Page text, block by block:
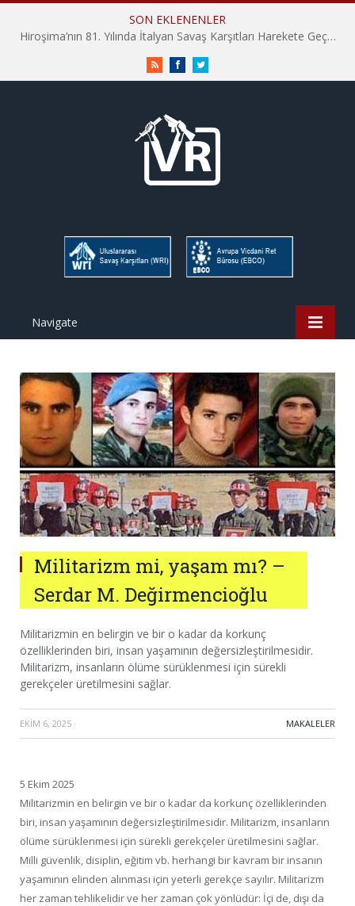
SON EKLENENLER
Hiroşima’nın 81. Yılında İtalyan Savaş Karşıtları Harekete Geçti: “Hatırlamak yeterli değil”
RSS FacebookTwitter
Navigate
Militarizm mi, yaşam mı? –
Serdar M. Değirmencioğlu
Militarizmin en belirgin ve bir o kadar da korkunç
özelliklerinden biri, insan yaşamının değersizleştirilmesidir.
Militarizm, insanların ölüme sürüklenmesi için sürekli
gerekçeler üretilmesini sağlar.
EKIM 6, 2025 · MAKALELER
5 Ekim 2025
Militarizmin en belirgin ve bir o kadar da korkunç özelliklerinden
biri, insan yaşamının değersizleştirilmesidir. Militarizm, insanların
ölüme sürüklenmesi için sürekli gerekçeler üretilmesini sağlar.
Milli güvenlik, disiplin, eğitim vb. herhangi bir kavram bir insanın
yaşamının elinden alınması için yeterli gerekçe sayılır. Militarizm
her zaman tehlikelidir ve her zaman çok yönlüdür: İçi de, dışı da